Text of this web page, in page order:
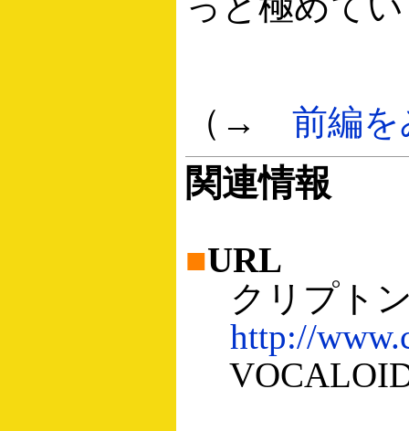
（→ 前編
関連情報
■URL
クリプトン
http://